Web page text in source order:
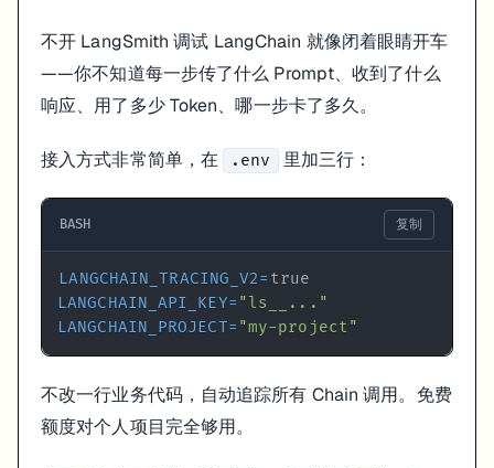
不开 LangSmith 调试 LangChain 就像闭着眼睛开车
——你不知道每一步传了什么 Prompt、收到了什么
响应、用了多少 Token、哪一步卡了多久。
接入方式非常简单，在 .env 里加三行：
BASH 复制
LANGCHAIN_TRACING_V2=
LANGCHAIN_API_KEY= "ls__..."
LANGCHAIN_PROJECT= "my-project"
不改一行业务代码，自动追踪所有 Chain 调用。免费
额度对个人项目完全够用。